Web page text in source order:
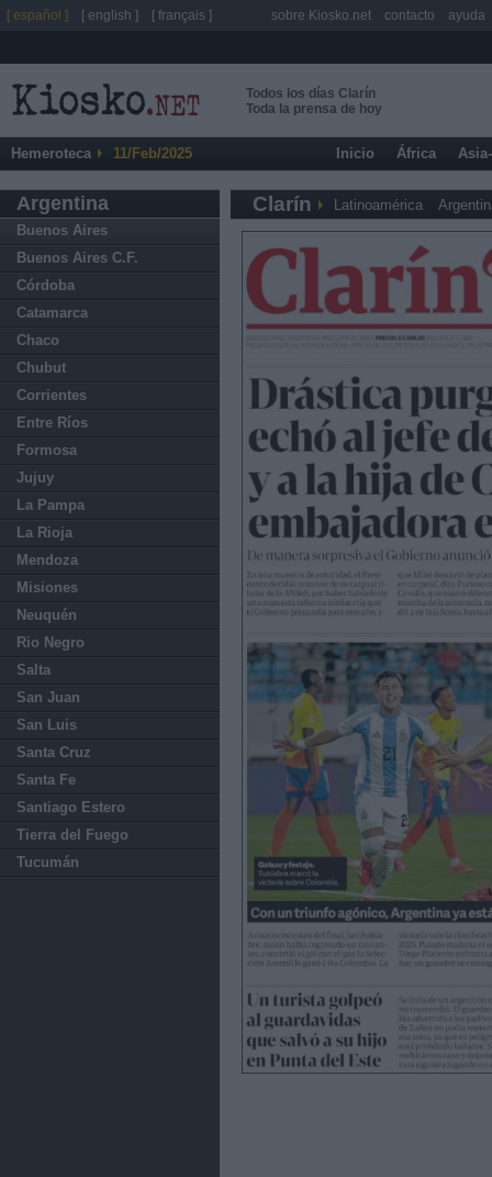
Todos los días Clarín
Toda la prensa de hoy
Hemeroteca 11/Feb/2025 Inicio África
Argentina
Buenos Aires
Buenos Aires C.F.
Córdoba
Catamarca
Chaco
Chubut
Corrientes
Entre Ríos
Formosa
Jujuy
La Pampa
La Rioja
Mendoza
Misiones
Neuquén
Rio Negro
Salta
San Juan
San Luis
Santa Cruz
Santa Fe
Santiago Estero
Tierra del Fuego
Tucumán
Clarín Latinoamérica
[ español ] [ english ] [ français ] sobre Kiosko.net contacto ayuda